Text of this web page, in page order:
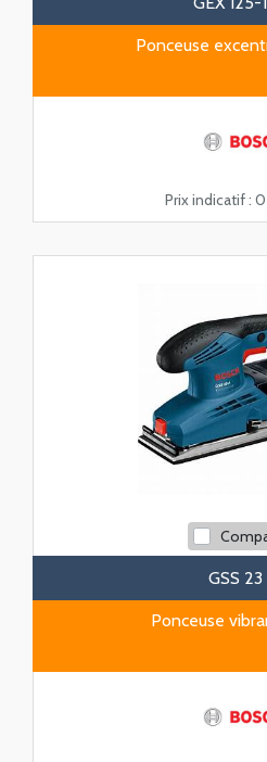
Ponceuse
Prix indicatif : 0
GSS 23
Ponceuse